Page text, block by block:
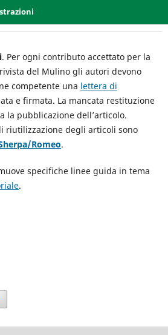
. Per ogni contributo accettato per la
del Mulino gli autori devono
competente una lettera di
e firmata. La mancata restituzione
la pubblicazione dell’articolo.
riutilizzazione degli articoli sono
Romeo.
specifiche linee guida in tema
.